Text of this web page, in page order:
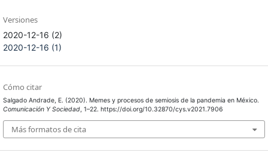
Versiones
2020-12-16 (2)
2020-12-16 (1)
Cómo citar
Salgado Andrade, E. (2020). Memes y procesos de semiosis de la pandemia en México.
Comunicación Y Sociedad, 1–22. https://doi.org/10.32870/cys.v2021.7906
Más formatos de cita